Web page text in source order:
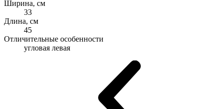
Ширина, см
33
Длина, см
45
Отличительные особенности
угловая левая